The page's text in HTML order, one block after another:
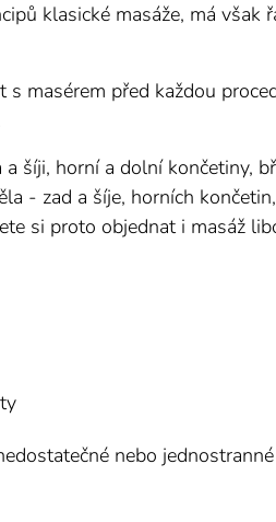
klasické masáže, má však
masérem před každou
šíji, horní a dolní končetiny,
- zad a šíje, horních
si proto objednat i masáž
nebo